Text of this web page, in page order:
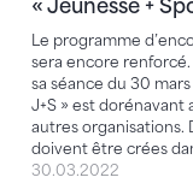
« Jeunesse +
Le programme
sera encore
sa séance du 30
J+S » est dorénavant
autres organisations.
doivent être crées
30.03.2022